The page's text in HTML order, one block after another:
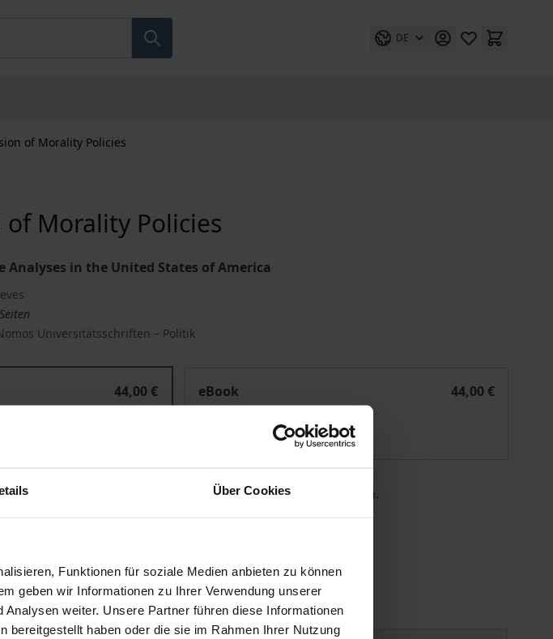
Über Cookies
Funktionen für soziale Medien anbieten zu können
geben wir Informationen zu Ihrer Verwendung unserer
weiter. Unsere Partner führen diese Informationen
bereitgestellt haben oder die sie im Rahmen Ihrer Nutzung
DE
of Morality Policies
Morality Policies
Analyses in the United States of America
Universitätsschriften – Politik
44,00 €
eBook
44,00 €
von der Lieferadresse kann die MwSt. an der Kasse variieren.